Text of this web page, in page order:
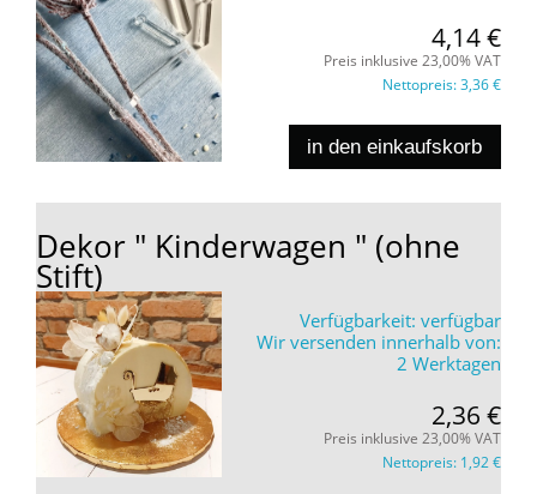
4,14 €
Preis inklusive 23,00% VAT
Nettopreis:3,36 €
in den einkaufskorb
Dekor " Kinderwagen " (ohne
Stift)
Verfügbarkeit: verfügbar
Wir versenden innerhalb von:
2 Werktagen
2,36 €
Preis inklusive 23,00% VAT
Nettopreis: 1,92 €